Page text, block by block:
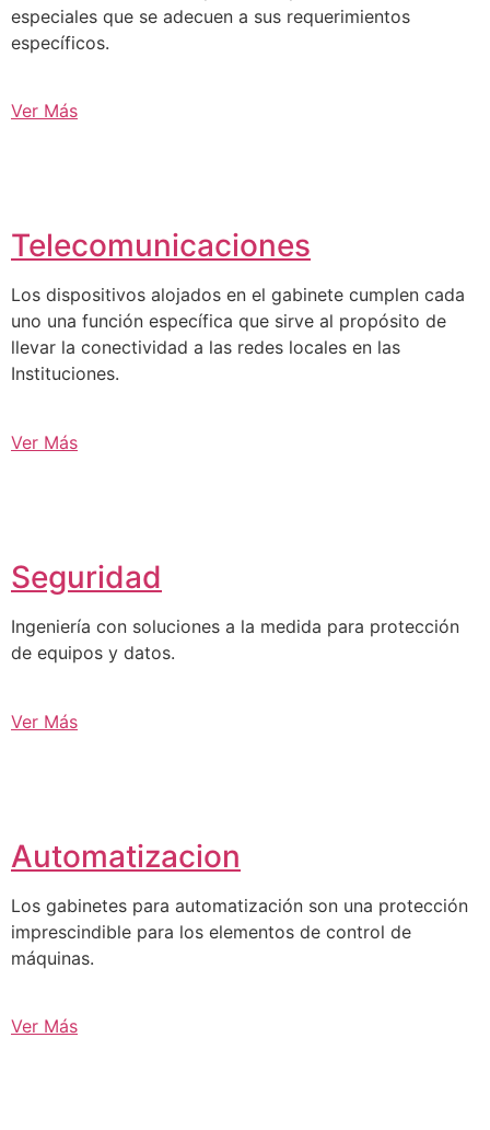
especiales que se adecuen a sus requerimientos
específicos.
Ver Más
Telecomunicaciones
Los dispositivos alojados en el gabinete cumplen cada
uno una función específica que sirve al propósito de
llevar la conectividad a las redes locales en las
Instituciones.
Ver Más
Seguridad
Ingeniería con soluciones a la medida para protección
de equipos y datos.
Ver Más
Automatizacion
Los gabinetes para automatización son una protección
imprescindible para los elementos de control de
máquinas.
Ver Más